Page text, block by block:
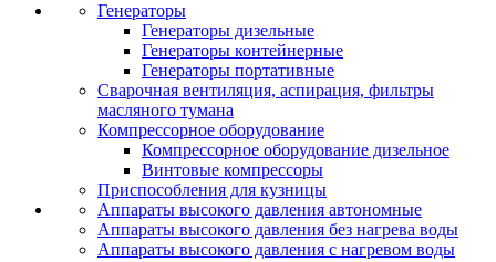
Генераторы
Генераторы дизельные
Генераторы контейнерные
Генераторы портативные
Сварочная вентиляция, аспирация, фильтры
масляного тумана
Компрессорное оборудование
Компрессорное оборудование дизельное
Винтовые компрессоры
Приспособления для кузницы
Аппараты высокого давления автономные
Аппараты высокого давления без нагрева воды
Аппараты высокого давления с нагревом воды